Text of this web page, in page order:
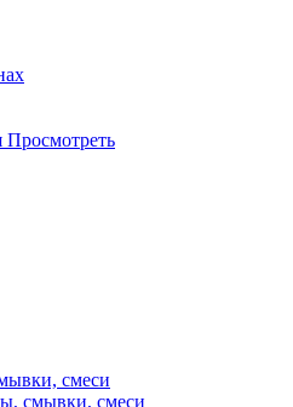
Просмотреть
смеси
смывки, смеси